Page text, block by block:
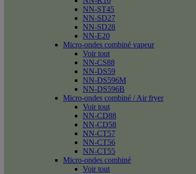
NN-ST45
NN-SD27
NN-SD28
NN-E20
Micro-ondes combiné vapeur
Voir tout
NN-CS88
NN-DS59
NN-DS596M
NN-DS596B
Micro-ondes combiné / Air fryer
Voir tout
NN-CD88
NN-CD58
NN-CT57
NN-CT56
NN-CT55
Micro-ondes combiné
Voir tout